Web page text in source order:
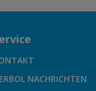
NACHRICHTEN